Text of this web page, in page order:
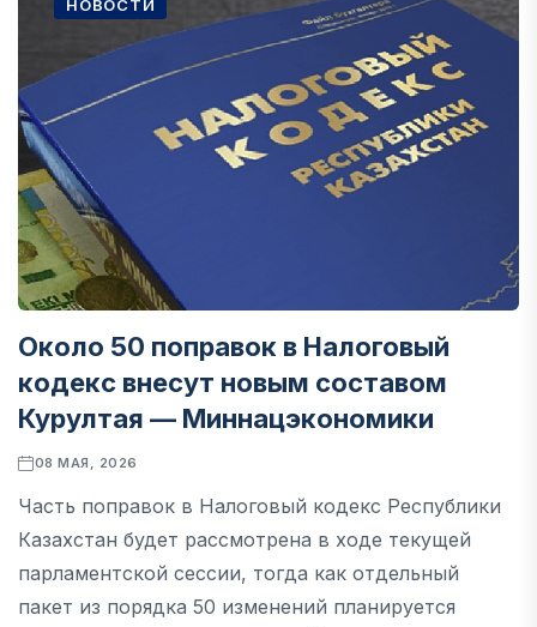
НОВОСТИ
Около 50 поправок в Налоговый
кодекс внесут новым составом
Курултая — Миннацэкономики
08 МАЯ, 2026
Часть поправок в Налоговый кодекс Республики
Казахстан будет рассмотрена в ходе текущей
парламентской сессии, тогда как отдельный
пакет из порядка 50 изменений планируется